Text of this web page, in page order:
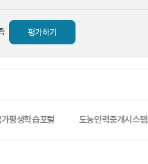
평가하기
평생학습포털 도농인력중개시스템